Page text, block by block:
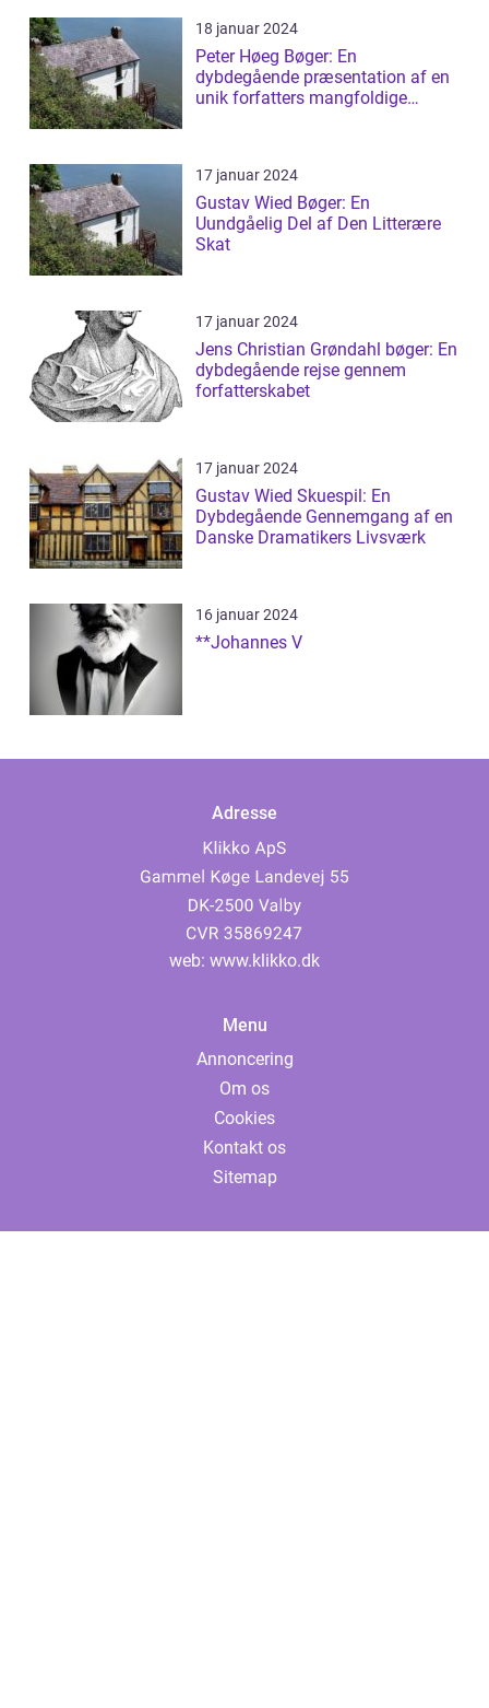
18 januar 2024
Peter Høeg Bøger: En
dybdegående præsentation af en
unik forfatters mangfoldige
17 januar 2024
Gustav Wied Bøger: En
Uundgåelig Del af Den Litterære
Skat
17 januar 2024
Jens Christian Grøndahl bøger: En
dybdegående rejse gennem
forfatterskabet
17 januar 2024
Gustav Wied Skuespil: En
Dybdegående Gennemgang af en
Danske Dramatikers Livsværk
16 januar 2024
**Johannes V
Adresse
web: www.klikko.dk
Menu
Annoncering
Om os
Cookies
Kontakt os
Sitemap